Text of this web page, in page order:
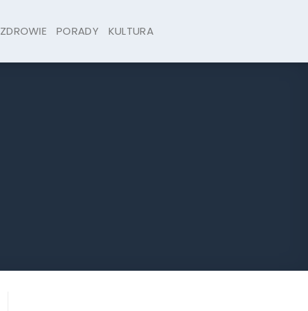
ZDROWIE PORADY KULTURA